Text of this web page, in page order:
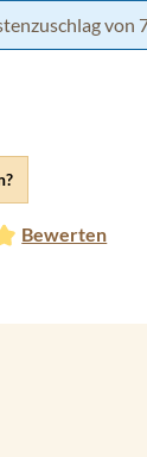
von
Bewerten